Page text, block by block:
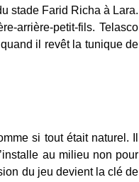
stade Farid Richa à Lara.
arrière-petit-fils. Telasco
il revêt la tunique de
si tout était naturel. Il
au milieu non pour
du jeu devient la clé de